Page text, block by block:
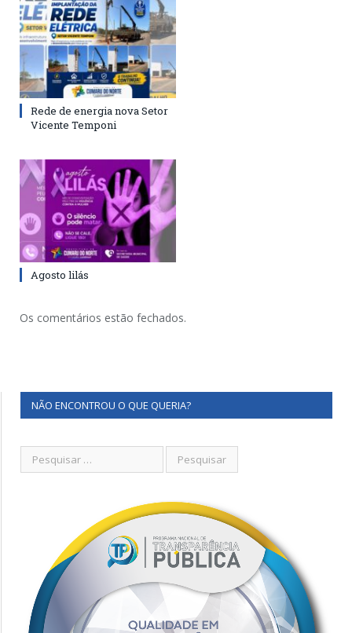
Rede de energia nova Setor
Vicente Temponi
Agosto lilás
Os comentários estão fechados.
NÃO ENCONTROU O QUE QUERIA?